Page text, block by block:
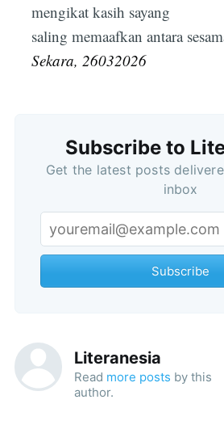
mengikat kasih sayang
saling memaafkan antara
Sekara, 26032026
Subscribe to
Get the latest posts
inbox
Subscribe
Literanesia
Read more posts by this
author.